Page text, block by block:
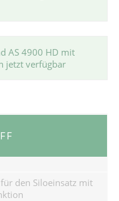
AS 4900 HD mit
jetzt verfügbar
den Siloeinsatz mit